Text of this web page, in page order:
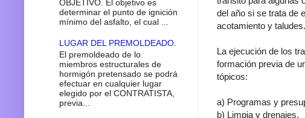
del año si se trata de
acotamiento y taludes.
La ejecución de los
formación previa de
tópicos:
a) Programas y
b) Limpia y drenajes.
OBJETIVO. El objetivo es
determinar el punto de ignición
mínimo del asfalto, el cual ...
LUGAR DEL PREMOLDEADO.
El premoldeado de lo
miembros estructurales de
hormigón pretensado se podrá
efectuar en cualquier lugar
elegido por el CONTRATISTA,
previa...